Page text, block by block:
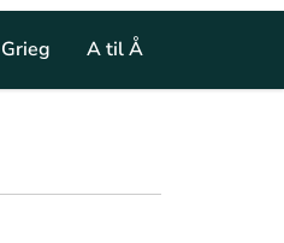
Grieg A til Å